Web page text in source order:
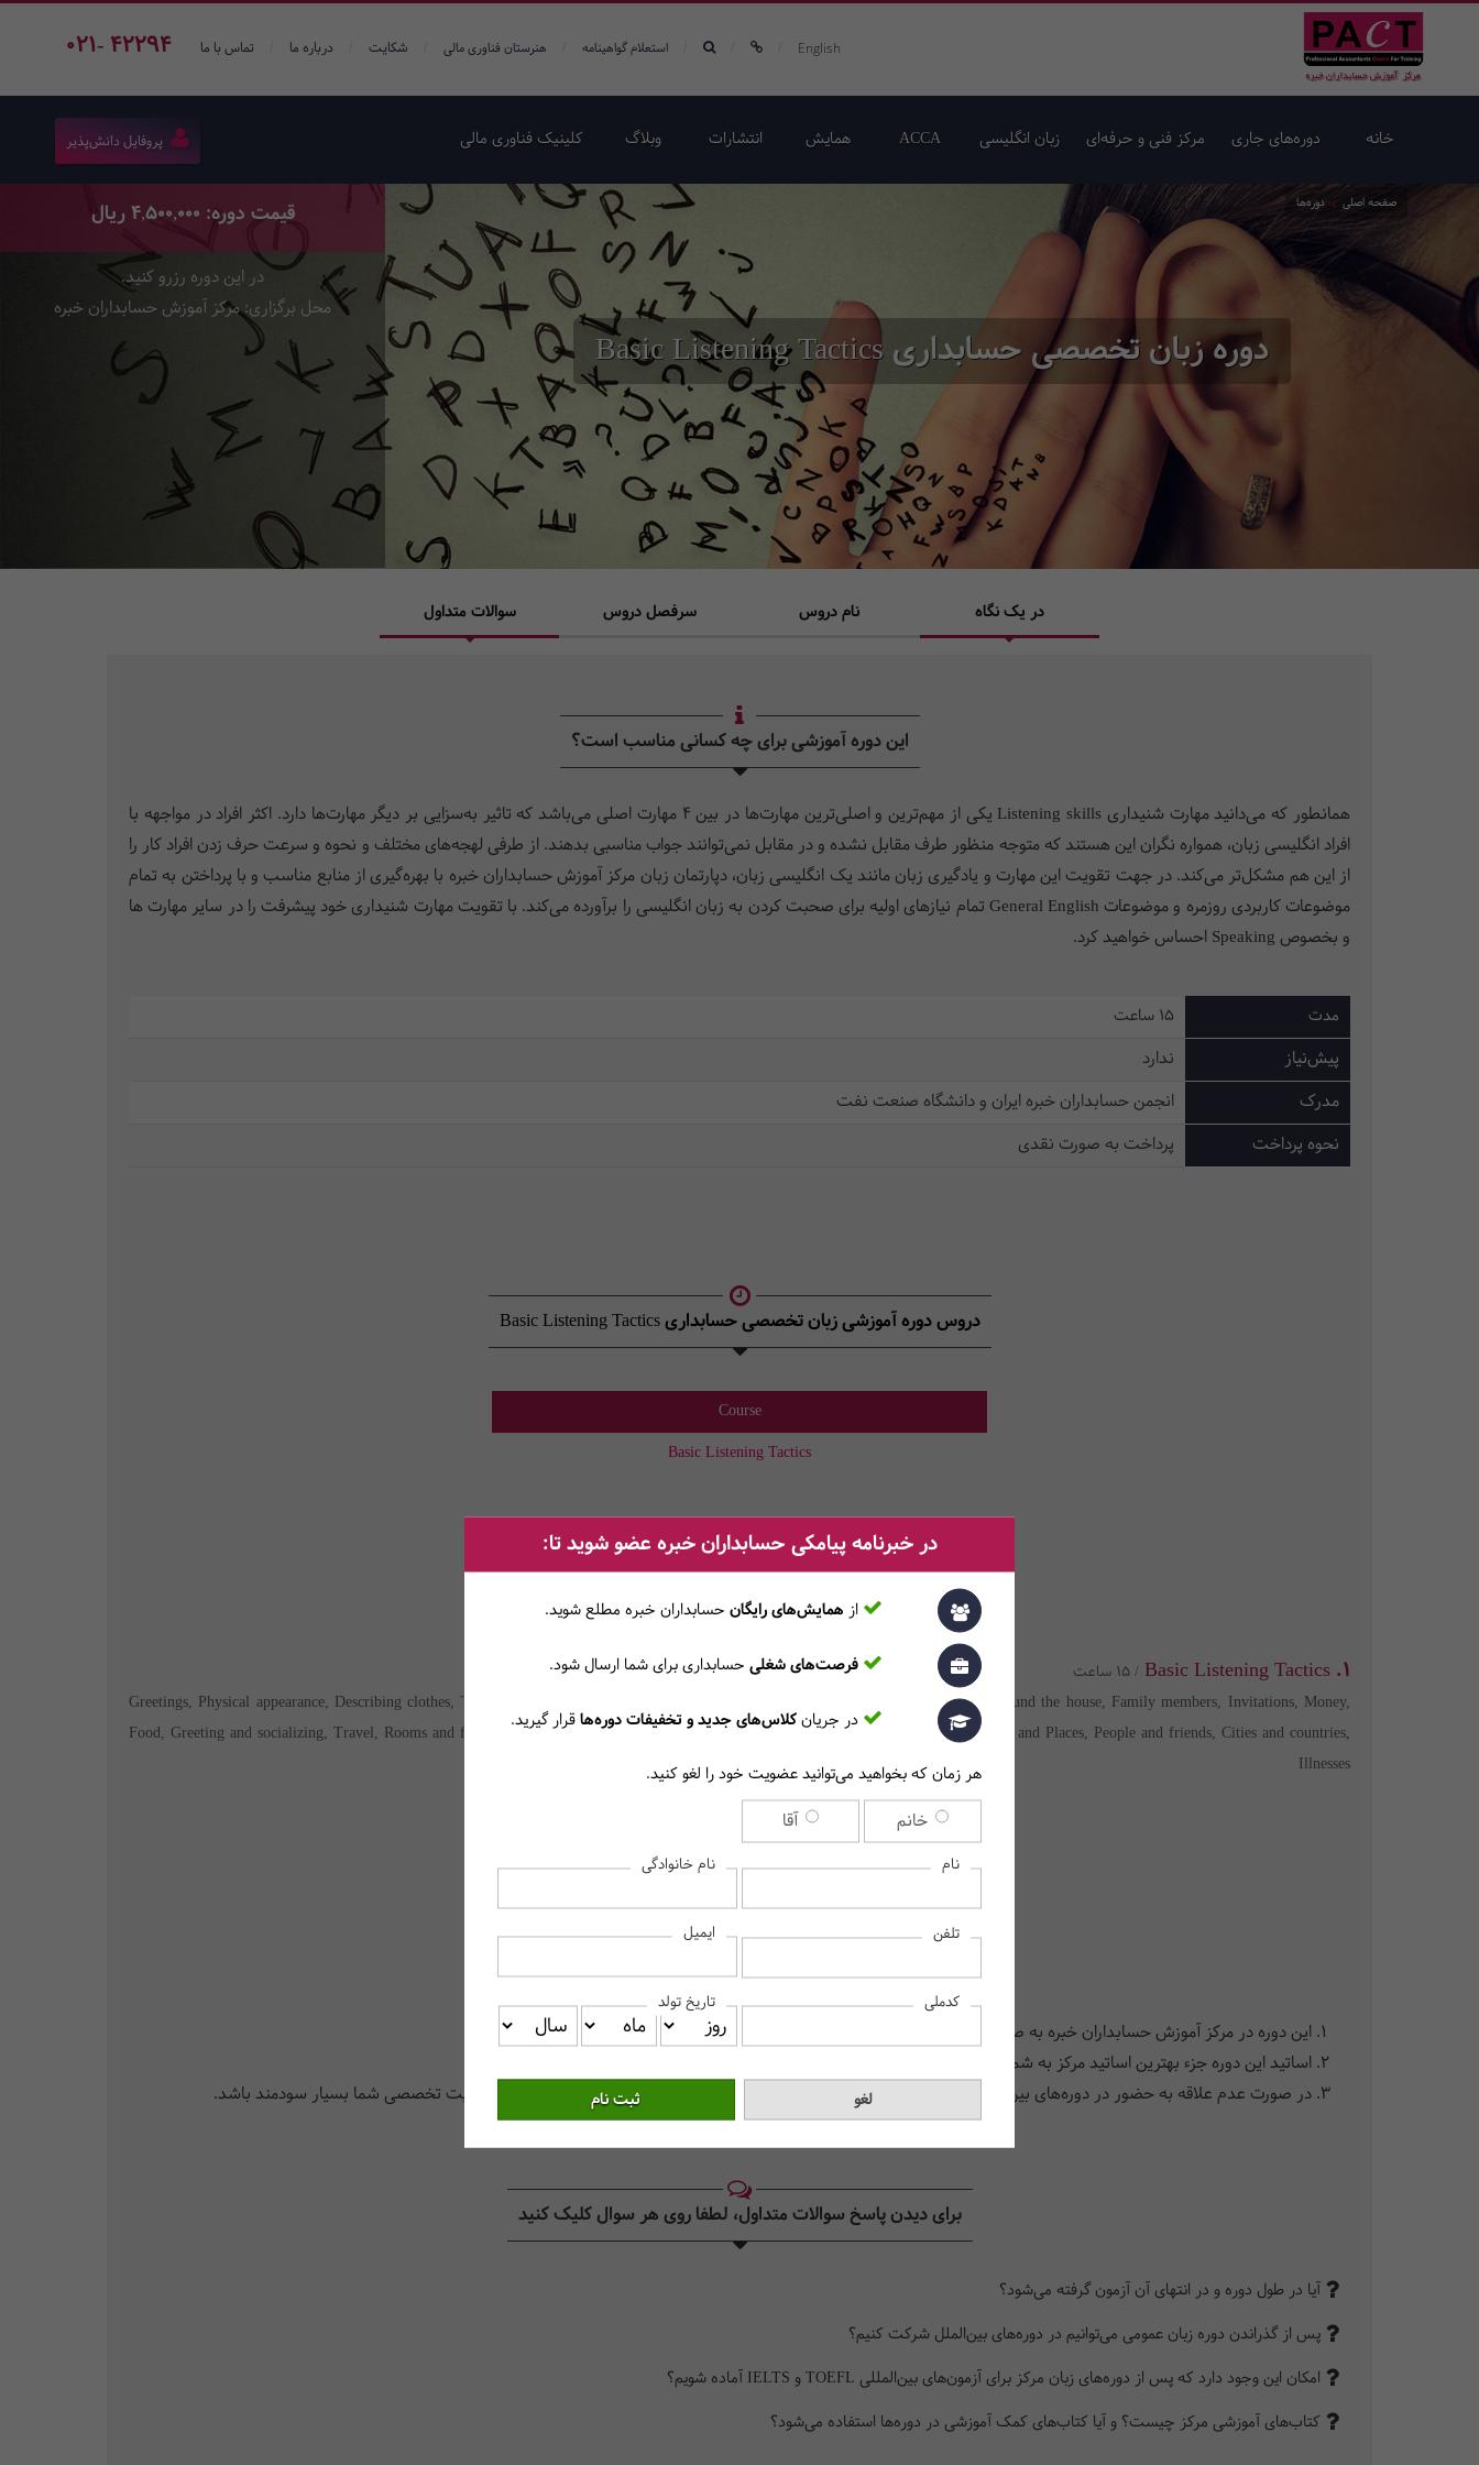
021- 42294 English استعلام گواهینامه هنرستان فناوری مالی شکایت درباره ما تماس با ما
خانه دوره‌های جاری مرکز فنی و حرفه‌ای زبان انگلیسی ACCA همایش‌ انتشارات وبلاگ کلینیک فناوری مالی پروفایل دانش‌پذیر
دوره زبان تخصصی حسابداری Basic Listening Tactics
صفحه اصلی دوره‌ها قیمت دوره: 4,500,000 ریال
در این دوره رزرو کنید.
محل برگزاری: مرکز آموزش حسابداران خبره
در یک نگاه نام دروس سرفصل دروس سوالات متداول
این دوره آموزشی برای چه کسانی مناسب است؟
همانطور که می‌دانید مهارت شنیداری Listening skills یکی از مهم‌ترین و اصلی‌ترین مهارت‌ها در بین 4 مهارت اصلی می‌باشد که تاثیر به‌سزایی بر دیگر مهارت‌ها دارد. اکثر افراد در مواجهه با
افراد انگلیسی زبان، همواره نگران این هستند که متوجه منظور طرف مقابل نشده و در مقابل نمی‌توانند جواب مناسبی بدهند. از طرفی لهجه‌های مختلف و نحوه و سرعت حرف زدن افراد کار را
از این هم مشکل‌تر می‌کند. در جهت تقویت این مهارت و یادگیری زبان مانند یک انگلیسی زبان، دپارتمان زبان مرکز آموزش حسابداران خبره با بهره‌گیری از منابع مناسب و با پرداختن به تمام
موضوعات کاربردی روزمره و موضوعات General English تمام نیازهای اولیه برای صحبت کردن به زبان انگلیسی را برآورده می‌کند. با تقویت مهارت شنیداری خود پیشرفت را در سایر مهارت ها
و بخصوص Speaking احساس خواهید کرد.
مدت 15 ساعت
پیش‌نیاز
ندارد
مدرک
انجمن حسابداران خبره ایران و دانشگاه صنعت نفت
نحوه پرداخت
پرداخت به صورت نقدی
دروس دوره آموزشی زبان تخصصی حسابداری Basic Listening Tactics
Course
Basic Listening Tactics
سرفصل دروس
1. Basic Listening Tactics / 15 ساعت
Greetings, Physical appearance, Describing clothes, Time and Numbers, Calendar, Job types, Favorite things, Types of sports, Objects around the house, Family members, Invitations, Money,
Food, Greeting and socializing, Travel, Rooms and furniture, The future, Climate, Stores and salespeople, Objects and possessions, Streets and Places, People and friends, Cities and countries,
Illnesses
این دوره در مرکز آموزش حسابداران خبره به صورت تخصصی و کاملاً به زبان انگلیسی برگزار می­‎‌شود.
اساتید این دوره جزء بهترین اساتید مرکز به شمار می­‎‌آیند که علاوه بر تسلط بر حرفه­‎‌ی حسابداری، به زبان انگلیسی نیز اشراف دارند.
در صورت عدم علاقه به حضور در دوره­‎‌های بین­‎‌المللی، شرکت در این دوره و در مرکز آموزش حسابدارن خبره می‌­‎تواند در حیطه فعالیت تخصصی شما بسیار سودمند باشد.
برای دیدن پاسخ سوالات متداول، لطفا روی هر سوال کلیک کنید‎
آیا در طول دوره و در انتهای آن آزمون گرفته می‌شود؟
پس از گذراندن دوره زبان عمومی می‌توانیم در دوره‌های بین‌الملل شرکت کنیم؟
امکان این وجود دارد که پس از دوره‌های زبان مرکز برای آزمون‌های بین‌المللی TOEFL و IELTS آماده شویم؟
کتاب‌های آموزشی مرکز چیست؟ و آیا کتاب‌های کمک آموزشی در دوره‌ها استفاده می‌شود؟
در خبرنامه پیامکی حسابداران خبره عضو شوید تا:
از همایش‌های رایگان حسابداران خبره مطلع ‎شوید.
فرصت‌های شغلی حسابداری برای شما ارسال شود.
در جریانکلاس‌های جدید و تخفیفات دوره‌هاقرار گیرید.
هر زمان که بخواهید می‌توانید عضویت خود را لغو کنید.
خانم آقا
نام نام خانوادگی
تلفن ایمیل
کدملی تاریخ تولد